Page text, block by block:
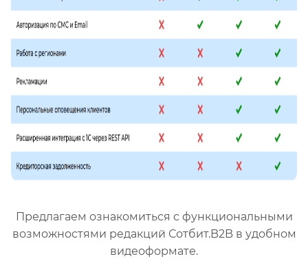
Предлагаем ознакомиться с функциональными
возможностями редакций Сотбит.B2B в удобном
видеоформате.